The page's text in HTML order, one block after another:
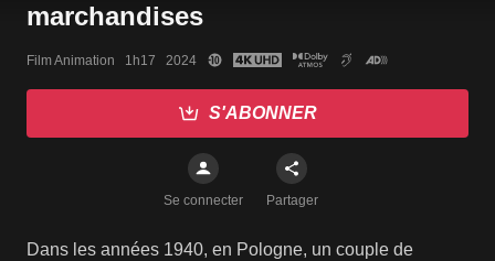
Film Animation   1h17   2024
S'ABONNER
Se connecter Partager
Dans les années 1940, en Pologne, un couple de